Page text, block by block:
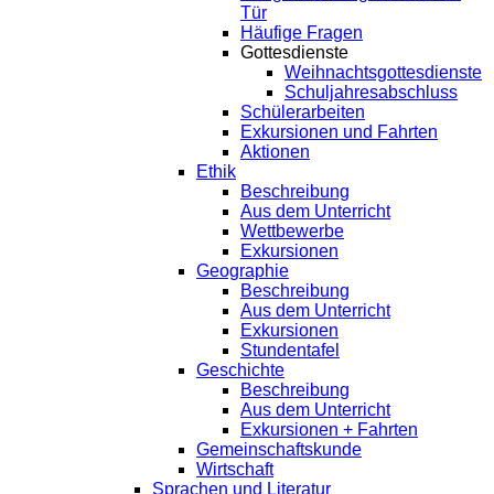
Tür
Häufige Fragen
Gottesdienste
Weihnachtsgottesdienste
Schuljahresabschluss
Schülerarbeiten
Exkursionen und Fahrten
Aktionen
Ethik
Beschreibung
Aus dem Unterricht
Wettbewerbe
Exkursionen
Geographie
Beschreibung
Aus dem Unterricht
Exkursionen
Stundentafel
Geschichte
Beschreibung
Aus dem Unterricht
Exkursionen + Fahrten
Gemeinschaftskunde
Wirtschaft
Sprachen und Literatur